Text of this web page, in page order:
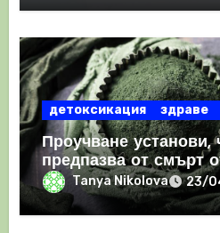
детоксикация здраве
Проучване установи,
предпазва от смърт
Tanya Nikolova 23/